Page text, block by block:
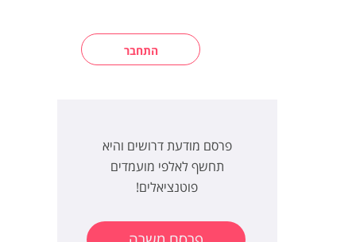
התחבר
פרסם מודעת דרושים והיא
תחשף לאלפי מועמדים
פוטנציאלים!